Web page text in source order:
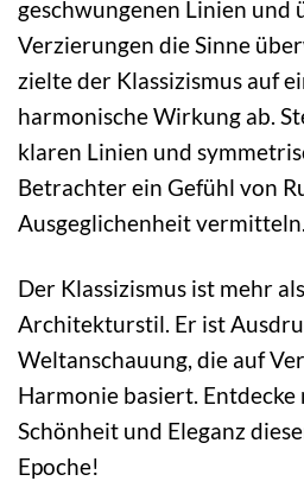
geschwungenen Linien und
Verzierungen die Sinne
zielte der Klassizismus auf
harmonische Wirkung ab.
klaren Linien und
Betrachter ein Gefühl von
Ausgeglichenheit vermitteln.
Der Klassizismus ist mehr
Architekturstil. Er ist
Weltanschauung, die auf
Harmonie basiert. Entdecke
Schönheit und Eleganz
Epoche!